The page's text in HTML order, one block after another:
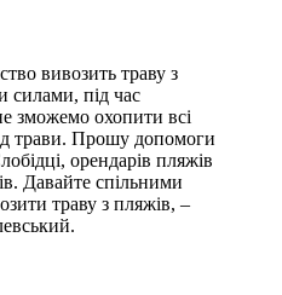
вивозить траву з
силами, під час
зможемо охопити всі
трави. Прошу допомоги
орендарів пляжів
Давайте спільними
траву з пляжів, –